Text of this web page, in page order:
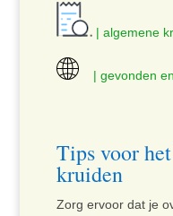
| algemene
| gevonden en
Tips voor
kruiden
Zorg ervoor dat je